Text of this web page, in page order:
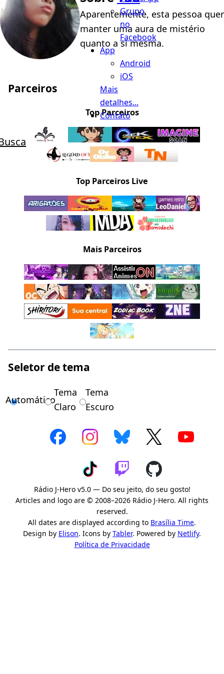
Grupo
no
Facebook
App
Android
iOS
Mais
detalhes...
Contato
Aparentemente, esta pessoa quer
manter uma aura de mistério
quanto a si mesma.
Parceiros
Top Parceiros
Top Parceiros Live
Mais Parceiros
Seletor de tema
Automático
Tema
Claro
Tema
Escuro
Rádio J-Hero v5.0 — Do seu jeito, do seu gosto!
Articles and logo are © 2008–2026 Rádio J-Hero. All rights
reserved.
All dates are displayed according to Brasília Time.
Design by Elison. Icons by Tabler. Powered by Netlify.
Política de Privacidade